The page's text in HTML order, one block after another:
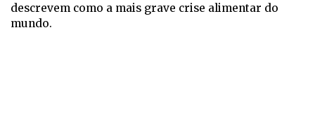
descrevem como a mais grave crise alimentar do
mundo.